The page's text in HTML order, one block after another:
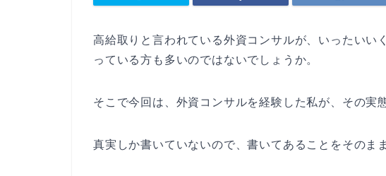
高給取りと言われている外資コンサルが、いったいい
っている方も多いのではないでしょうか。
そこで今回は、外資コンサルを経験した私が、その実
真実しか書いていないので、書いてあることをそのま